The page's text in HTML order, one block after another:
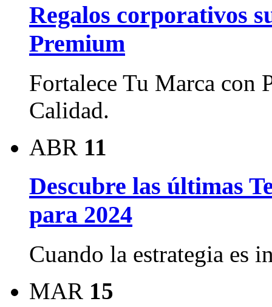
Regalos corporativos
Premium
Fortalece Tu Marca con
Calidad.
ABR 11
Descubre las últimas
para 2024
Cuando la estrategia es
MAR 15